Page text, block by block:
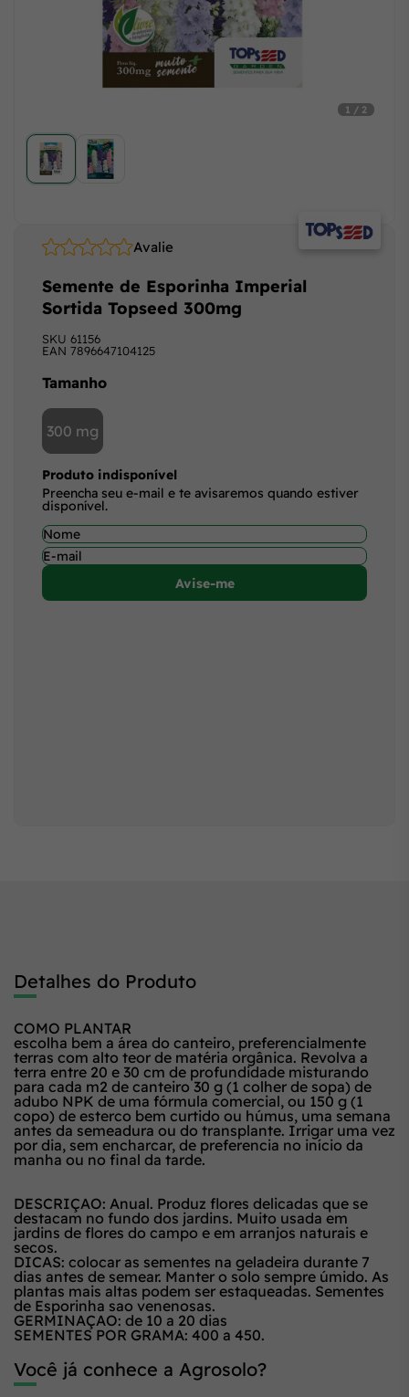
1 / 2
Avalie
SKU 61156
EAN 7896647104125
Semente de Esporinha Imperial
Sortida Topseed 300mg
Tamanho
300 mg
Produto indisponível
Preencha seu e-mail e te avisaremos quando estiver
disponível.
Avise-me
Detalhes do Produto
COMO PLANTAR
escolha bem a área do canteiro, preferencialmente
terras com alto teor de matéria orgânica. Revolva a
terra entre 20 e 30 cm de profundidade misturando
para cada m2 de canteiro 30 g (1 colher de sopa) de
adubo NPK de uma fórmula comercial, ou 150 g (1
copo) de esterco bem curtido ou húmus, uma semana
antes da semeadura ou do transplante. Irrigar uma vez
por dia, sem encharcar, de preferencia no início da
manha ou no final da tarde.
DESCRIÇAO: Anual. Produz flores delicadas que se
destacam no fundo dos jardins. Muito usada em
jardins de flores do campo e em arranjos naturais e
secos.
DICAS: colocar as sementes na geladeira durante 7
dias antes de semear. Manter o solo sempre úmido. As
plantas mais altas podem ser estaqueadas. Sementes
de Esporinha sao venenosas.
GERMINAÇAO: de 10 a 20 dias
SEMENTES POR GRAMA: 400 a 450.
Você já conhece a Agrosolo?